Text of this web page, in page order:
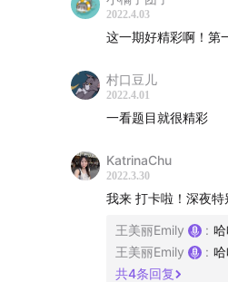
Tom Petty And The
John Denver – Take
Journey – Don’t Stop
「加入听友群」请搜索
2022.4.03
这一期好精彩啊！第
村口豆儿
2022.4.01
一看题目就很精彩
KatrinaChu
2022.3.30
我来 打卡啦！深夜
王美丽Emily :
王美丽Emily
:
共4条回复